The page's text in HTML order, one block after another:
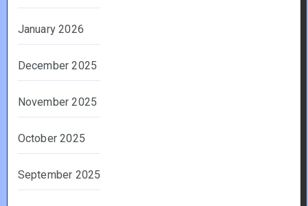
January 2026
December 2025
November 2025
October 2025
September 2025